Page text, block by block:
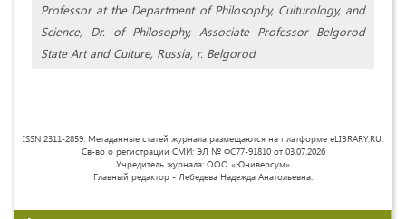
Professor at the Department of Philosophy, Culturology, and
Science, Dr. of Philosophy, Associate Professor Belgorod
State Art and Culture, Russia, г. Belgorod
ISSN 2311-2859. Метаданные статей журнала размещаются на платформе eLIBRARY.RU.
Св-во о регистрации СМИ: ЭЛ № ФС77-91810 от 03.07.2026
Учредитель журнала: ООО «Юниверсум»
Главный редактор - Лебедева Надежда Анатольевна.